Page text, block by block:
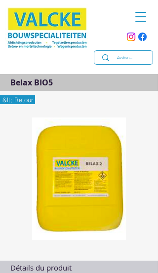
Belax BIO5
&lt; Retour
Détails du produit